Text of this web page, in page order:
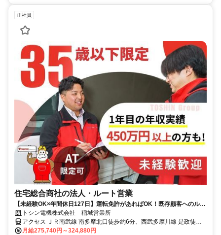
正社員
住宅総合商社の法人・ルート営業
【未経験OK×年間休日127日】運転免許があればOK！既存顧客へのルー
ト営業/賞与＆褒賞制度あり◎
トシン電機株式会社 稲城営業所
アクセス ＪＲ南武線 南多摩北口徒歩約6分、西武多摩川線 是政徒歩
約15分、ＪＲ南武線 稲城長沼北口徒歩約14分
月給275,740円～324,880円